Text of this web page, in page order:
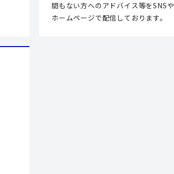
間もない方へのアドバイス等をSNSや
ホームページで配信しております。